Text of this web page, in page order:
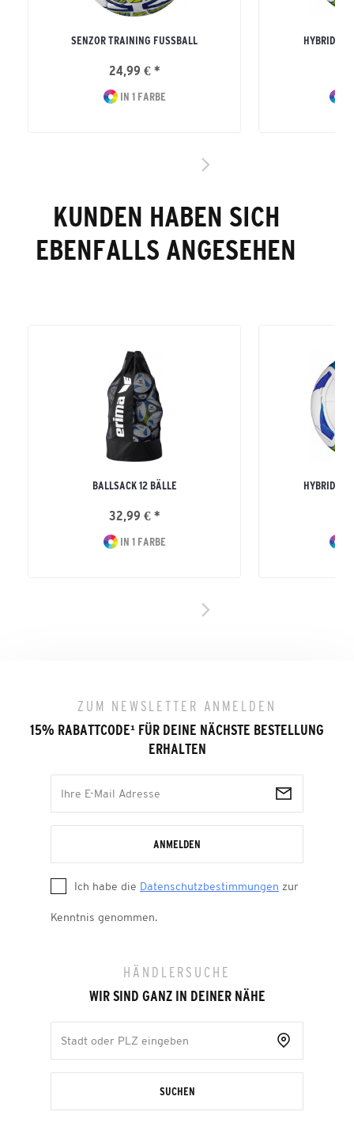
SENZOR TRAINING FUSSBALL
24,99 € *
IN 1 FARBE
HYBRID
KUNDEN HABEN SICH
EBENFALLS ANGESEHEN
BALLSACK 12 BÄLLE
32,99 € *
IN 1 FARBE
HYBRID
ZUM NEWSLETTER ANMELDEN
15% RABATTCODE¹ FÜR DEINE NÄCHSTE BESTELLUNG
ERHALTEN
ANMELDEN
Ich habe die Datenschutzbestimmungen zur
Kenntnis genommen.
HÄNDLERSUCHE
WIR SIND GANZ IN DEINER NÄHE
SUCHEN